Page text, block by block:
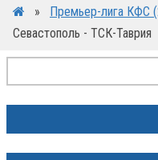
» Премьер-лига КФС
Севастополь - ТСК-Таврия